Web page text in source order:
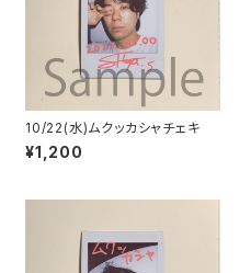
10/22(水)ムクッカシャチェキ
¥1,200